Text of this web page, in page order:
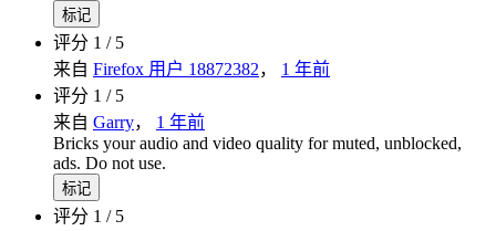
标记
评分 1 / 5
来自 Firefox 用户 18872382， 1 年前
评分 1 / 5
来自 Garry， 1 年前
Bricks your audio and video quality for muted, unblocked,
ads. Do not use.
标记
评分 1 / 5